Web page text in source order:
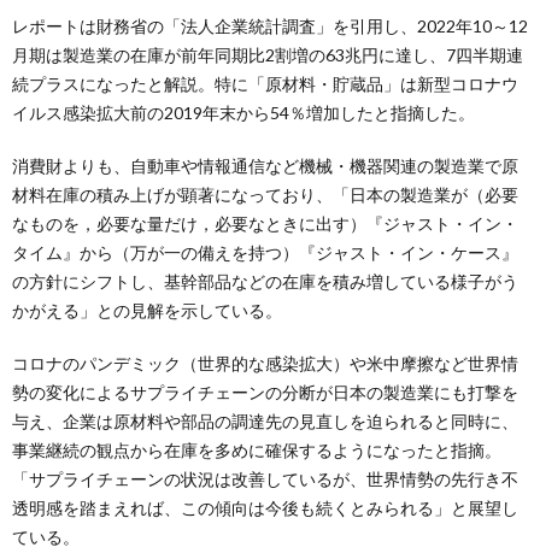
レポートは財務省の「法人企業統計調査」を引用し、2022年10～12
月期は製造業の在庫が前年同期比2割増の63兆円に達し、7四半期連
続プラスになったと解説。特に「原材料・貯蔵品」は新型コロナウ
イルス感染拡大前の2019年末から54％増加したと指摘した。
消費財よりも、自動車や情報通信など機械・機器関連の製造業で原
材料在庫の積み上げが顕著になっており、「日本の製造業が（必要
なものを，必要な量だけ，必要なときに出す）『ジャスト・イン・
タイム』から（万が一の備えを持つ）『ジャスト・イン・ケース』
の方針にシフトし、基幹部品などの在庫を積み増している様子がう
かがえる」との見解を示している。
コロナのパンデミック（世界的な感染拡大）や米中摩擦など世界情
勢の変化によるサプライチェーンの分断が日本の製造業にも打撃を
与え、企業は原材料や部品の調達先の見直しを迫られると同時に、
事業継続の観点から在庫を多めに確保するようになったと指摘。
「サプライチェーンの状況は改善しているが、世界情勢の先行き不
透明感を踏まえれば、この傾向は今後も続くとみられる」と展望し
ている。